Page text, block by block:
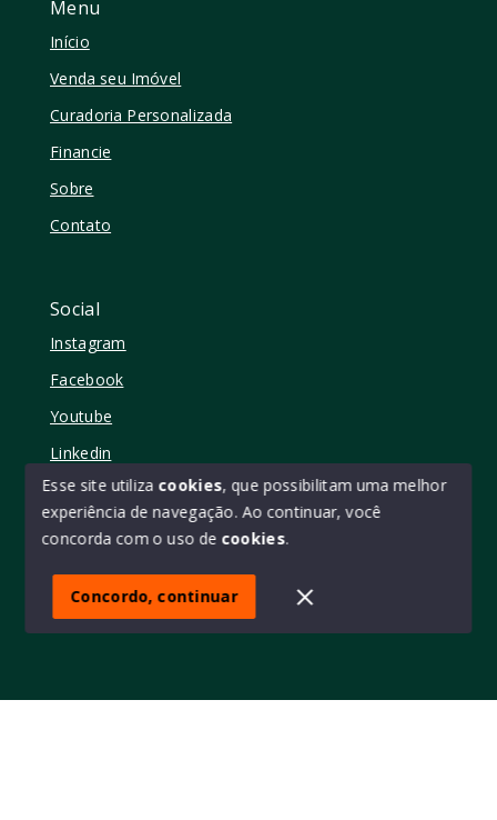
Menu
Início
Venda seu Imóvel
Curadoria Personalizada
Financie
Sobre
Contato
Social
Instagram
Facebook
Youtube
Linkedin
© Copyright 2026 - Elo11 consultoria imobiliária • creci
SITE PARA IMOBILIARIA
Esse site utiliza cookies, que possibilitam uma melhor
experiência de navegação. Ao continuar, você
concorda com o uso de cookies.
Concordo, continuar